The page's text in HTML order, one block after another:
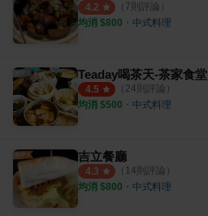
4.2 （ 7則評論）
均消 $800 ・ 中式料理
Teaday喝茶天-茶家食堂
4.5 （ 24則評論）
均消 $500 ・ 中式料理
吉立餐廳
4.3 （ 14則評論）
均消 $800 ・ 中式料理